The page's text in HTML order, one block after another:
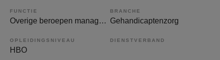
FUNCTIE
Overige beroepen management
BRANCHE
Gehandicaptenzorg
OPLEIDINGSNIVEAU
HBO
DIENSTVERBAND